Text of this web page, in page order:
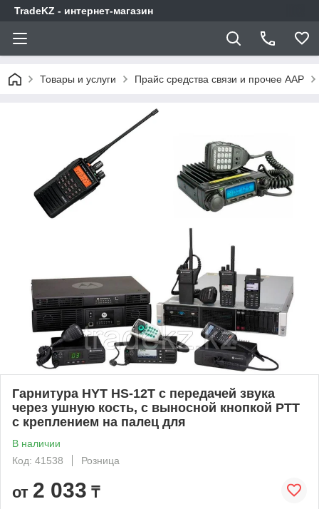
TradeKZ - интернет-магазин
Товары и услуги Прайс средства связи и прочее AAP
Гарнитура HYT HS-12T с передачей звука
через ушную кость, c выносной кнопкой PTT
с креплением на палец для
В наличии
Код: 41538
Розница
от 2 033 ₸